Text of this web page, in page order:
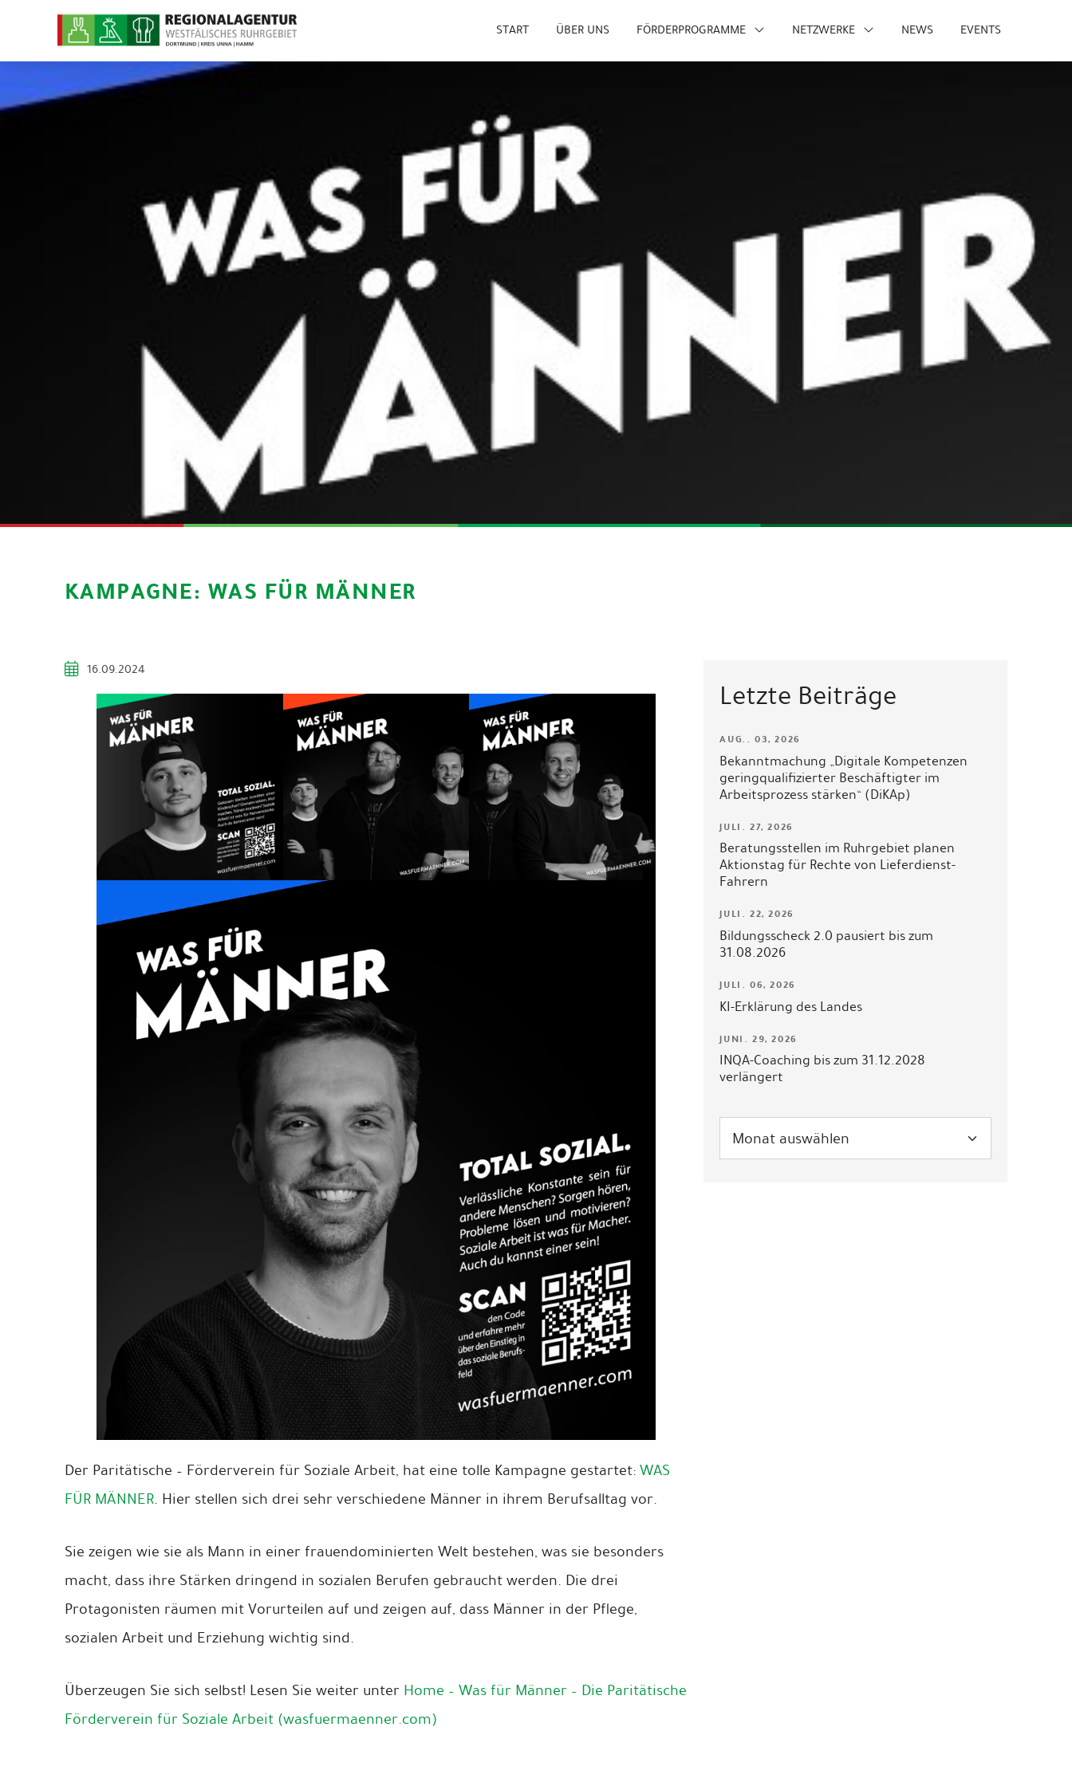
START ÜBER UNS FÖRDERPROGRAMME NETZWERKE NEWS EVENTS
KAMPAGNE: WAS FÜR MÄNNER
16.09.2024
Der Paritätische – Förderverein für Soziale Arbeit, hat eine tolle Kampagne gestartet:WAS
FÜR MÄNNER. Hier stellen sich drei sehr verschiedene Männer in ihrem Berufsalltag vor.
Sie zeigen wie sie als Mann in einer frauendominierten Welt bestehen, was sie besonders
macht, dass ihre Stärken dringend in sozialen Berufen gebraucht werden. Die drei
Protagonisten räumen mit Vorurteilen auf und zeigen auf, dass Männer in der Pflege,
sozialen Arbeit und Erziehung wichtig sind.
Überzeugen Sie sich selbst! Lesen Sie weiter unter Home – Was für Männer – Die Paritätische
Förderverein für Soziale Arbeit (wasfuermaenner.com)
Letzte Beiträge
AUG.. 03, 2026
Bekanntmachung „Digitale Kompetenzen
geringqualifizierter Beschäftigter im
Arbeitsprozess stärken“ (DiKAp)
JULI. 27, 2026
Beratungsstellen im Ruhrgebiet planen
Aktionstag für Rechte von Lieferdienst-
Fahrern
JULI. 22, 2026
Bildungsscheck 2.0 pausiert bis zum
31.08.2026
JULI. 06, 2026
KI-Erklärung des Landes
JUNI. 29, 2026
INQA-Coaching bis zum 31.12.2028
verlängert